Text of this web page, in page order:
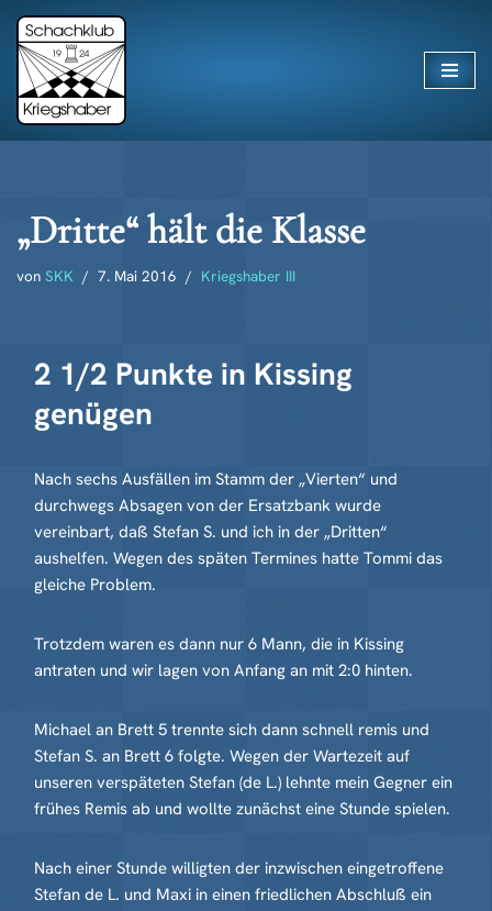
Zum
Inhalt
springen
„Dritte“ hält die Klasse
von SKK 7. Mai 2016 Kriegshaber III
2 1/2 Punkte in Kissing
genügen
Nach sechs Ausfällen im Stamm der „Vierten“ und
durchwegs Absagen von der Ersatzbank wurde
vereinbart, daß Stefan S. und ich in der „Dritten“
aushelfen. Wegen des späten Termines hatte Tommi das
gleiche Problem.
Trotzdem waren es dann nur 6 Mann, die in Kissing
antraten und wir lagen von Anfang an mit 2:0 hinten.
Michael an Brett 5 trennte sich dann schnell remis und
Stefan S. an Brett 6 folgte. Wegen der Wartezeit auf
unseren verspäteten Stefan (de L.) lehnte mein Gegner ein
frühes Remis ab und wollte zunächst eine Stunde spielen.
Nach einer Stunde willigten der inzwischen eingetroffene
Stefan de L. und Maxi in einen friedlichen Abschluß ein